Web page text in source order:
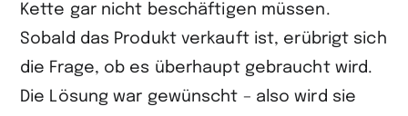
Kette gar nicht beschäftigen müssen.
Sobald das Produkt verkauft ist, erübrigt sich
die Frage, ob es überhaupt gebraucht wird.
Die Lösung war gewünscht – also wird sie